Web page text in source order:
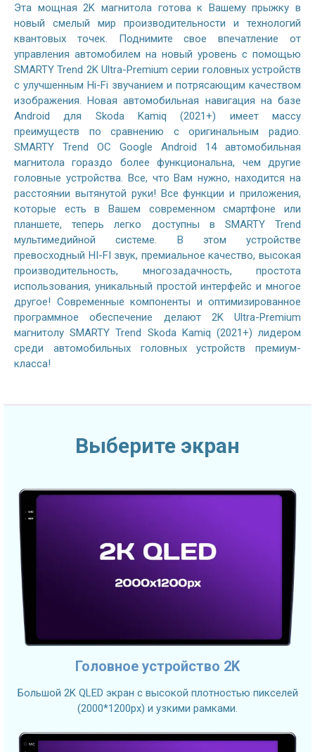
Эта мощная 2K магнитола готова к Вашему прыжку в
новый смелый мир производительности и технологий
квантовых точек. Поднимите свое впечатление от
управления автомобилем на новый уровень с помощью
SMARTY Trend 2K Ultra-Premium серии головных устройств
с улучшенным Hi-Fi звучанием и потрясающим качеством
изображения. Новая автомобильная навигация на базе
Android для Skoda Kamiq (2021+) имеет массу
преимуществ по сравнению с оригинальным радио.
SMARTY Trend ОС Google Android 14 автомобильная
магнитола гораздо более функциональна, чем другие
головные устройства. Все, что Вам нужно, находится на
расстоянии вытянутой руки! Все функции и приложения,
которые есть в Вашем современном смартфоне или
планшете, теперь легко доступны в SMARTY Trend
мультимедийной системе. В этом устройстве
превосходный HI-FI звук, премиальное качество, высокая
производительность, многозадачность, простота
использования, уникальный простой интерфейс и многое
другое! Современные компоненты и оптимизированное
программное обеспечение делают 2K Ultra-Premium
магнитолу SMARTY Trend Skoda Kamiq (2021+) лидером
среди автомобильных головных устройств премиум-
класса!
Выберите экран
Головное устройство 2K
Большой 2K QLED экран с высокой плотностью пикселей
(2000*1200px) и узкими рамками.